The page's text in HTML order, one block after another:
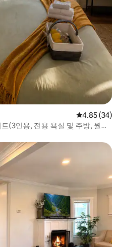
평점 4.85점(5
4.85 (34)
(3인용, 전용 욕실 및 주방, 월드